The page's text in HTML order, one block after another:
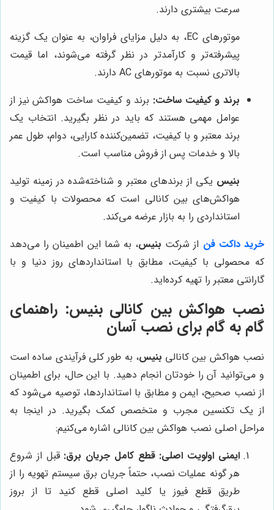
سرعت بیشتری دارند.
موتورهای EC، به دلیل مزایای فراوان، به عنوان یک گزینه
پیشرفته‌تر و کارآمدتر در نظر گرفته می‌شوند، اما قیمت
بالاتری نسبت به موتورهای AC دارند.
برند و کیفیت ساخت: برند و کیفیت ساخت هواکش نیز از
عوامل مهمی هستند که باید در نظر بگیرید. انتخاب یک
برند معتبر و با کیفیت، تضمین‌کننده کارایی، دوام، طول عمر
بالا و خدمات پس از فروش مناسب است.
بنیس یکی از برندهای معتبر و شناخته‌شده در زمینه تولید
هواکش‌های بین کانالی است که محصولات با کیفیت و
استانداردی را به بازار عرضه می‌کند.
خرید داکت فن از شرکت بنیس، به شما این اطمینان را می‌دهد
که محصولی با کیفیت، مطابق با استانداردهای روز دنیا و با
گارانتی معتبر را تهیه کرده‌اید.
نصب هواکش بین کانالی بنیس: راهنمای
گام به گام برای نصب آسان
نصب هواکش بین کانالی بنیس، به طور کلی فرآیندی ساده است
و می‌توانید آن را خودتان انجام دهید. با این حال، برای اطمینان
از نصب صحیح، ایمن و مطابق با استانداردها، توصیه می‌شود که
از یک تکنسین مجرب و متخصص کمک بگیرید. در اینجا به
مراحل اصلی نصب هواکش بین کانالی اشاره می‌کنیم:
ایمنی اولویت اصلی: قطع کامل جریان برق: قبل از شروع
هر گونه عملیات نصب، حتماً جریان برق سیستم تهویه را از
طریق قطع فیوز یا کلید اصلی قطع کنید تا از بروز